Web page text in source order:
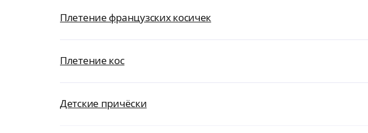
Плетение французских косичек
Плетение кос
Детские причёски